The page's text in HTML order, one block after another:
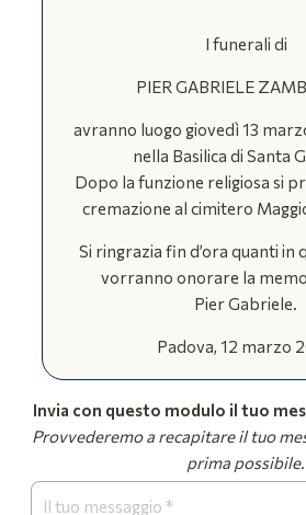
I funerali di
PIER GABRIELE
avranno luogo giovedì 13
nella Basilica di Santa
Dopo la funzione religiosa si
cremazione al cimitero
Si ringrazia fin d’ora quanti in
vorranno onorare la
Pier Gabriele.
Padova, 12 marzo
Invia con questo modulo il tuo
Provvederemo a recapitare il tuo
prima possibile.
Form